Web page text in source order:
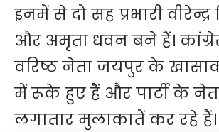
इनमें से दो सह प्रभारी वीरेन्द्र
और अमृता धवन बने हैं।
वरिष्ठ नेता जयपुर के
में रूके हुए हैं और पार्टी के
लगातार मुलाकातें कर रहे हैं।